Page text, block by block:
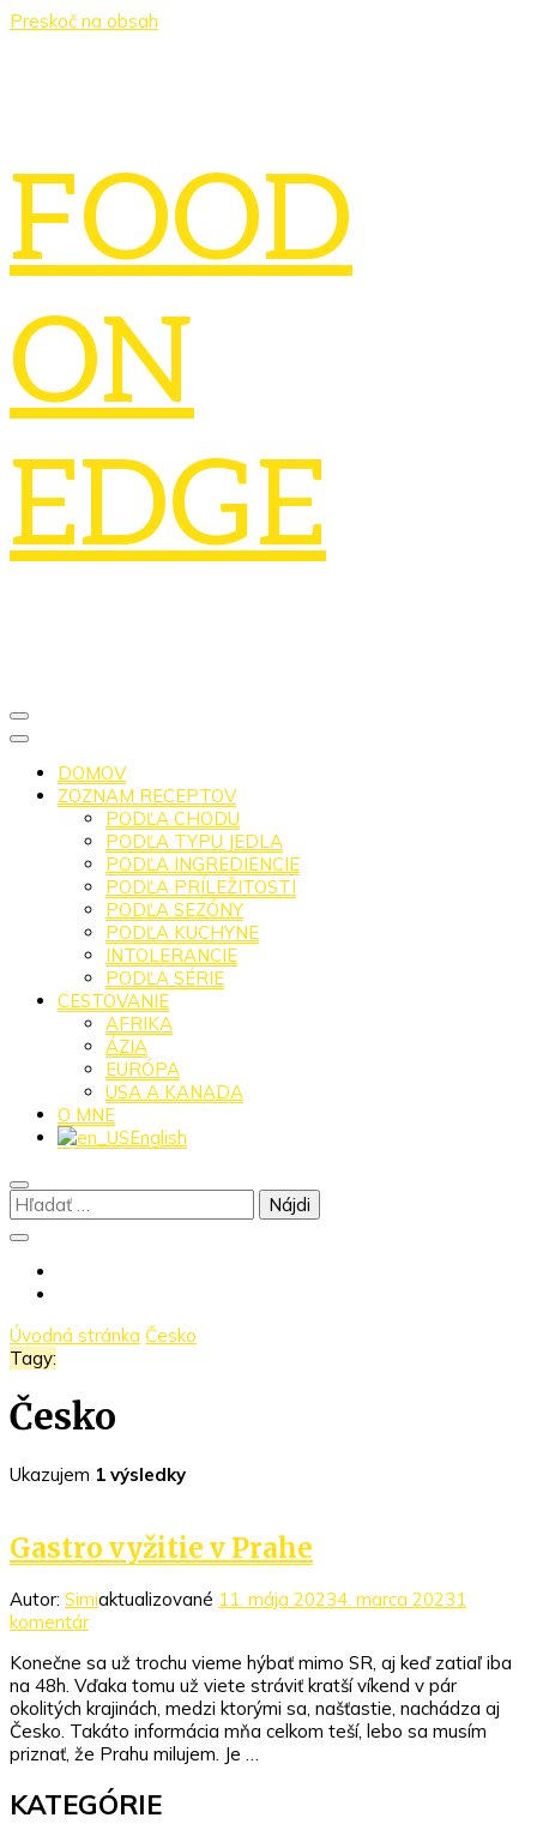
Preskoč na obsah
FOOD
ON
EDGE
DOMOV
ZOZNAM RECEPTOV
PODĽA CHODU
PODĽA TYPU JEDLA
PODĽA INGREDIENCIE
PODĽA PRÍLEŽITOSTI
PODĽA SEZÓNY
PODĽA KUCHYNE
INTOLERANCIE
PODĽA SÉRIE
CESTOVANIE
AFRIKA
ÁZIA
EURÓPA
USA A KANADA
O MNE
English
Hľadať:
Úvodná stránka Česko
Tagy:
Česko
Ukazujem 1 výsledky
Gastro vyžitie v Prahe
Autor: Simiaktualizované 11. mája 20234. marca 20231
komentárna
vyžitie
v
Prahe
Konečne sa už trochu vieme hýbať mimo SR, aj keď zatiaľ iba
na 48h. Vďaka tomu už viete stráviť kratší víkend v pár
okolitých krajinách, medzi ktorými sa, našťastie, nachádza aj
Česko. Takáto informácia mňa celkom teší, lebo sa musím
priznať, že Prahu milujem. Je …
KATEGÓRIE